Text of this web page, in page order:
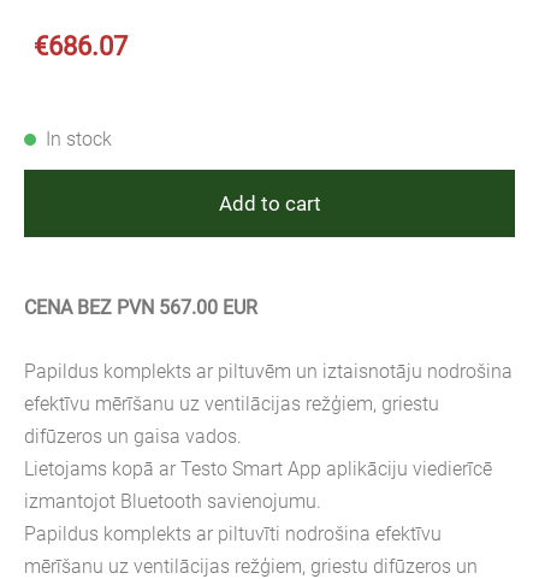
€686.07
In stock
Add to cart
CENA BEZ PVN 567.00 EUR
Papildus komplekts ar piltuvēm un iztaisnotāju nodrošina
efektīvu mērīšanu uz ventilācijas režģiem, griestu
difūzeros un gaisa vados.
Lietojams kopā ar Testo Smart App aplikāciju viedierīcē
izmantojot Bluetooth savienojumu.
Papildus komplekts ar piltuvīti nodrošina efektīvu
mērīšanu uz ventilācijas režģiem, griestu difūzeros un